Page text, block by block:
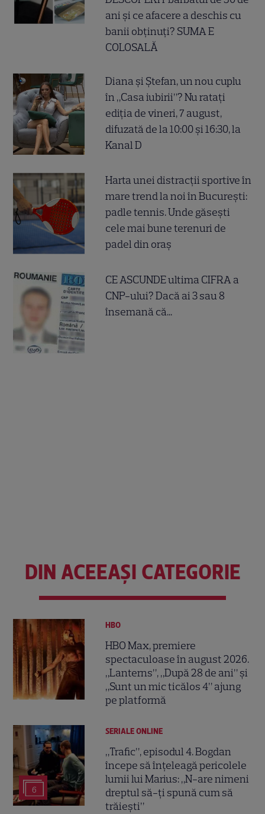
ani și ce afacere a deschis cu
banii obținuți? SUMA E
COLOSALĂ
Diana și Ștefan, un nou cuplu
în „Casa iubirii”? Nu ratați
ediția de vineri, 7 august,
difuzată de la 10:00 și 16:30, la
Kanal D
Harta unei distracții sportive în
mare trend la noi în București:
padle tennis. Unde găsești
cele mai bune terenuri de
padel din oraș
CE ASCUNDE ultima CIFRA a
CNP-ului? Dacă ai 3 sau 8
însemană că...
DIN ACEEAȘI CATEGORIE
HBO
HBO Max, premiere
spectaculoase în august 2026.
„Lanterns”, „După 28 de ani” și
„Sunt un mic ticălos 4” ajung
pe platformă
6
SERIALE ONLINE
„Trafic”, episodul 4. Bogdan
începe să înțeleagă pericolele
lumii lui Marius: „N-are nimeni
dreptul să-ți spună cum să
trăiești”